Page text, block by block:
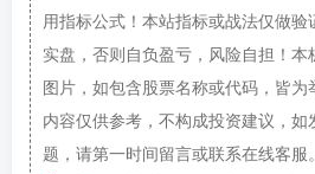
用指标公式！本站指标或战法仅做
实盘，否则自负盈亏，风险自担！
图片，如包含股票名称或代码，皆为
内容仅供参考，不构成投资建议，如
题，请第一时间留言或联系在线客服